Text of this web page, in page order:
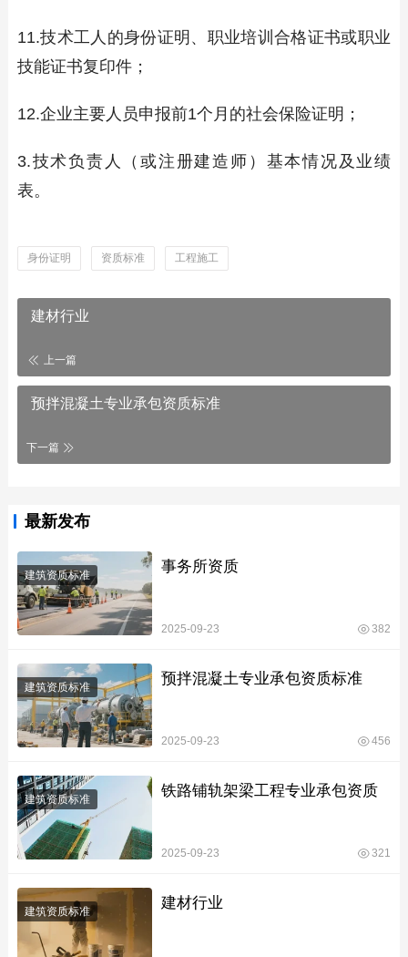
11.技术工人的身份证明、职业培训合格证书或职业
技能证书复印件；
12.企业主要人员申报前1个月的社会保险证明；
3.技术负责人（或注册建造师）基本情况及业绩
表。
身份证明 资质标准 工程施工
建材行业
上一篇
预拌混凝土专业承包资质标准
下一篇
最新发布
建筑资质标准 事务所资质
2025-09-23 382
建筑资质标准 预拌混凝土专业承包资质标准
2025-09-23 456
建筑资质标准 铁路铺轨架梁工程专业承包资质
2025-09-23 321
建筑资质标准 建材行业